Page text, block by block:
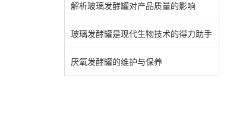
解析玻璃发酵罐对产品质量的影响
玻璃发酵罐是现代生物技术的得力助手
厌氧发酵罐的维护与保养